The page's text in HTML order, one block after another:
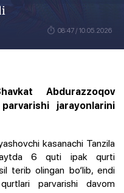
08:47 / 10.05.2026
Abdurazzoqov
jarayonlarini
kasanachi Tanzila
6 quti ipak qurti
terib olingan bo‘lib, endi
parvarishi davom